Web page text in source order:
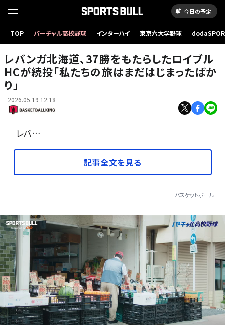
今日の予定
TOP バーチャル高校野球 インターハイ 東京六大学野球
北海道との契約継続が発表されたトーステン・ロイブルヘッドコーチ [写真]＝B.LEAGUE
レバンガ北海道、37勝をもたらしたロイブル
HCが続投「私たちの旅はまだはじまったばか
り」
2026.05.19 12:18
レバ…
記事全文を見る
バスケットボール